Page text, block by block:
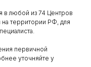
в любой из 74 Центров
на территории РФ, для
первичной
уточняйте у